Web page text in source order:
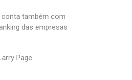
conta também com
das empresas
Page.